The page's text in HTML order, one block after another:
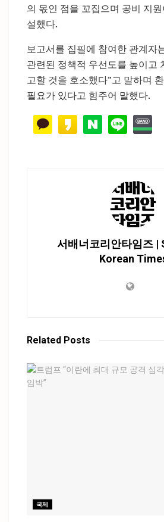
의 몫인 점을 꼬집으며 공비 지
설했다.
보고서를 집필에 참여한 관계자
관련된 정책적 우선도를 높이고
고할 것을 호소했다”고 말하며
필요가 있다고 힘주어 말했다.
서배너코리안타임즈 |
Korean
Related Posts
국제